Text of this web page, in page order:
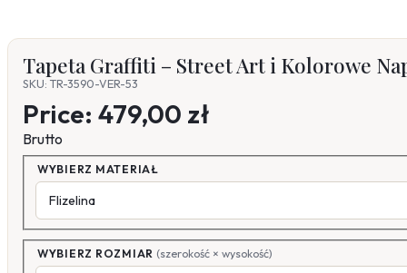
Tapeta Graffiti – Street Art i Kolorowe
SKU: TR-3590-VER-53
Price: 479,00 zł
Brutto
WYBIERZ MATERIAŁ
WYBIERZ ROZMIAR (szerokość × wysokość)